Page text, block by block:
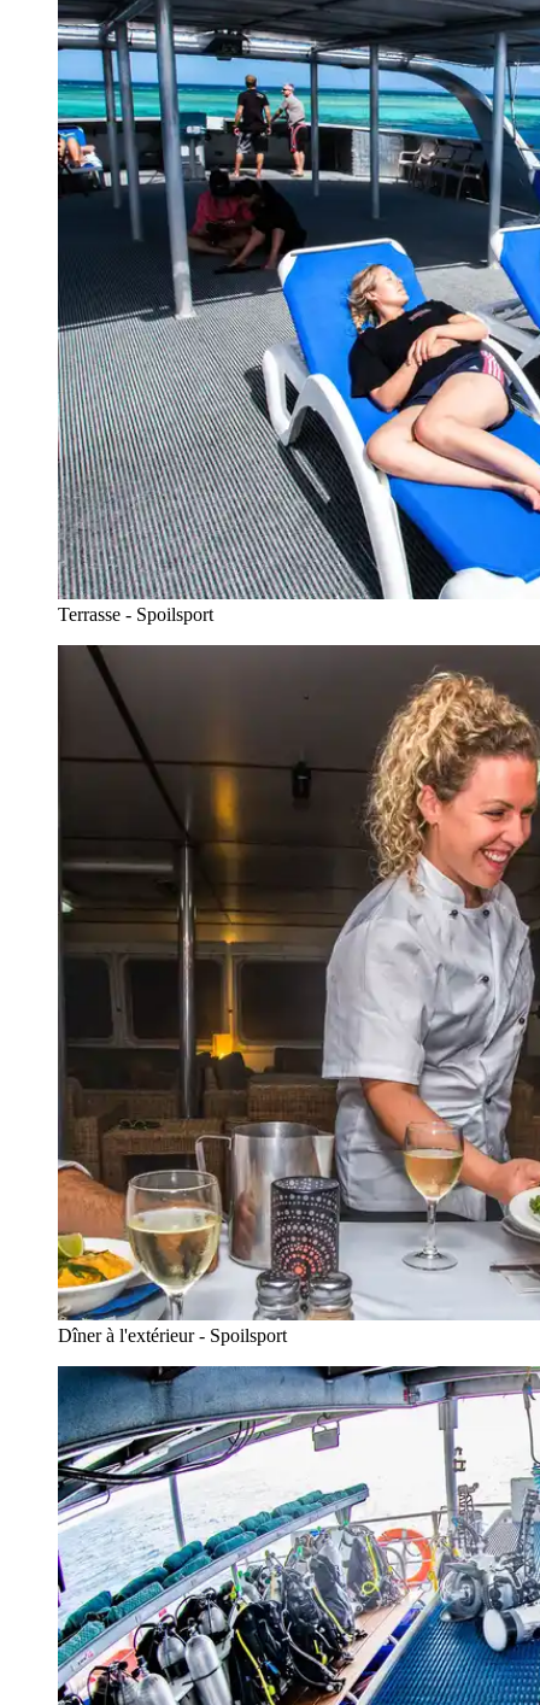
Terrasse - Spoilsport
Dîner à l'extérieur - Spoilsport